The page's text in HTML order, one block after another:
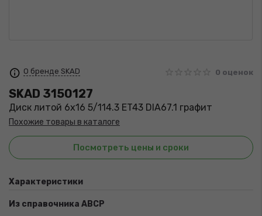
О бренде SKAD 0 оценок
SKAD 3150127
Диск литой 6x16 5/114.3 ET43 DIA67.1 графит
Похожие товары в каталоге
Посмотреть цены и сроки
Характеристики
Из справочника ABCP